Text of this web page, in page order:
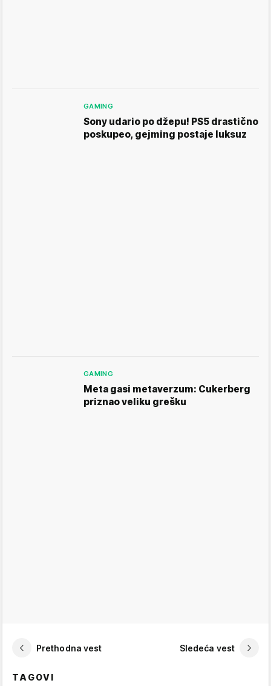
GAMING
Sony udario po džepu! PS5 drastično
poskupeo, gejming postaje luksuz
GAMING
Meta gasi metaverzum: Cukerberg
priznao veliku grešku
Prethodna vest Sledeća vest
TAGOVI